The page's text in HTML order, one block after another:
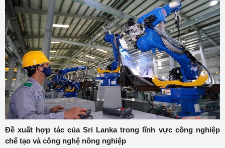
Đề xuất hợp tác của Sri Lanka trong lĩnh vực công nghiệp
chế tạo và công nghệ nông nghiệp